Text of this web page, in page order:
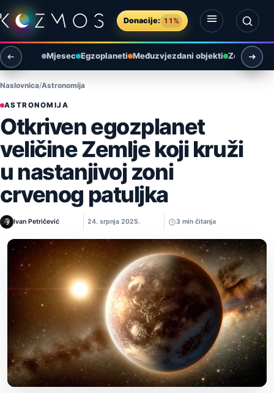
Preskoči na sadržaj
Donacije: 11%
Otvori izbornik
Otvori pretragu
Mjesec Egzoplaneti Međuzvjezdani objekti Zemlja i
Naslovnica Astronomija
ASTRONOMIJA
Otkriven egozplanet
veličine Zemlje koji kruži
u nastanjivoj zoni
crvenog patuljka
Ivan Petričević 24. srpnja 2025. 3 min čitanja